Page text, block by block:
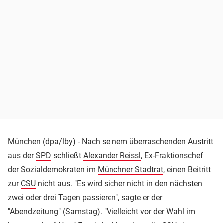
München (dpa/lby) - Nach seinem überraschenden Austritt
aus derSPD schließt Alexander Reissl, Ex-Fraktionschef
der Sozialdemokraten im Münchner Stadtrat, einen Beitritt
zur CSU nicht aus. "Es wird sicher nicht in den nächsten
zwei oder drei Tagen passieren", sagte er der
"Abendzeitung" (Samstag). "Vielleicht vor der Wahl im